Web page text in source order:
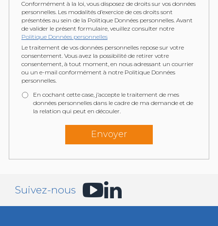
Conformément à la loi, vous disposez de droits sur vos données
personnelles. Les modalités d’exercice de ces droits sont
présentées au sein de la Politique Données personnelles. Avant
de valider le présent formulaire, veuillez consulter notre
Politique Données personnelles
Le traitement de vos données personnelles repose sur votre
consentement. Vous avez la possibilité de retirer votre
consentement, à tout moment, en nous adressant un courrier
ou un e-mail conformément à notre Politique Données
personnelles.
En cochant cette case, j’accepte le traitement de mes
données personnelles dans le cadre de ma demande et de
la relation qui peut en découler.
Suivez-nous